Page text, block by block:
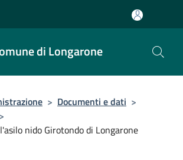
di Longarone
> Documenti e dati >
>
nido Girotondo di Longarone